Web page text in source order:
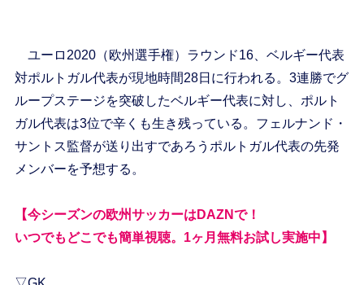
ユーロ2020（欧州選手権）ラウンド16、ベルギー代表
対ポルトガル代表が現地時間28日に行われる。3連勝でグ
ループステージを突破したベルギー代表に対し、ポルト
ガル代表は3位で辛くも生き残っている。フェルナンド・
サントス監督が送り出すであろうポルトガル代表の先発
メンバーを予想する。
【今シーズンの欧州サッカーはDAZNで！
いつでもどこでも簡単視聴。1ヶ月無料お試し実施中】